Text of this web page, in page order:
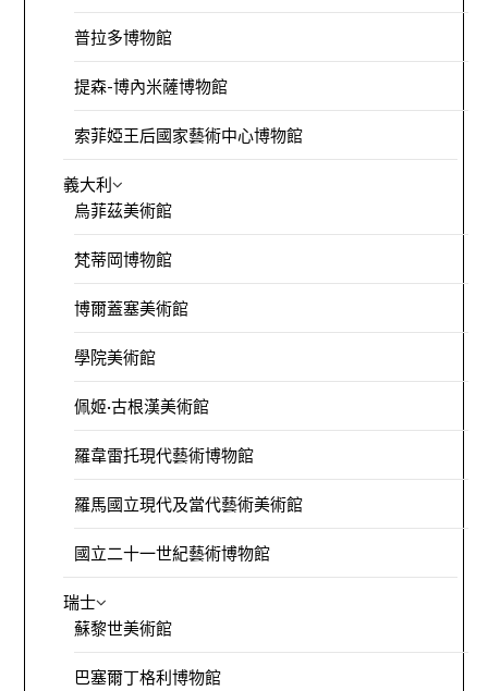
普拉多博物館
提森-博內米薩博物館
索菲婭王后國家藝術中心博物館
義大利
烏菲茲美術館
梵蒂岡博物館
博爾蓋塞美術館
學院美術館
佩姬·古根漢美術館
羅韋雷托現代藝術博物館
羅馬國立現代及當代藝術美術館
國立二十一世紀藝術博物館
瑞士
蘇黎世美術館
巴塞爾丁格利博物館